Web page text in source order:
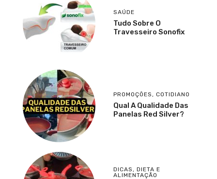
SAÚDE
Tudo Sobre O
Travesseiro Sonofix
PROMOÇÕES, COTIDIANO
Qual A Qualidade Das
Panelas Red Silver?
DICAS, DIETA E
ALIMENTAÇÃO